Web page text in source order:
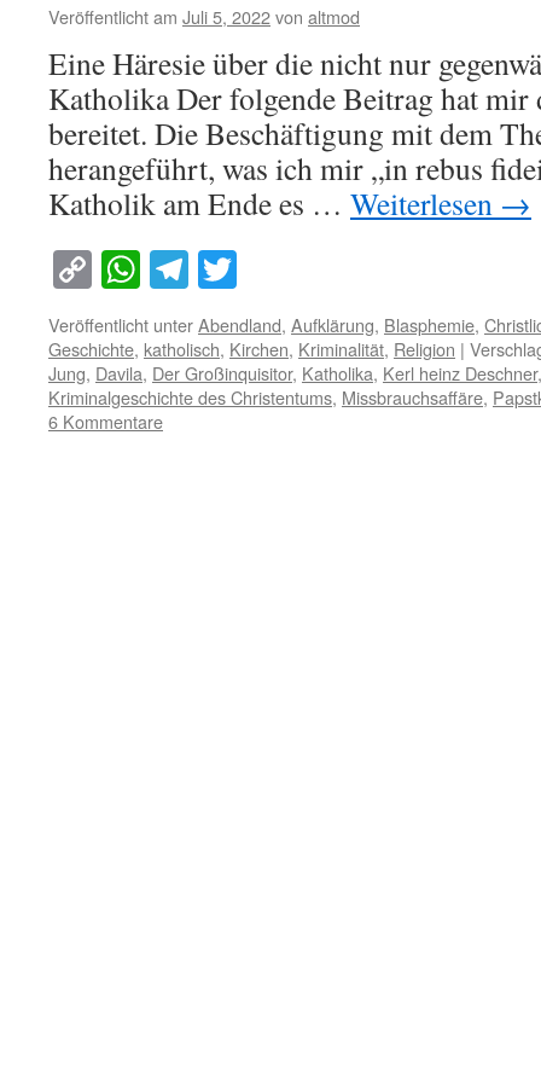
Veröffentlicht am Juli 5, 2022von altmod
Eine Häresie über die nicht nur
Katholika Der folgende Beitrag hat mir
bereitet. Die Beschäftigung mit dem
herangeführt, was ich mir „in rebus
Katholik am Ende es … Weiterlesen →
Copy
Link
WhatsApp
Telegram
Veröffentlicht unterAbendland, Aufklärung, Blasphemie,
Geschichte, katholisch, Kirchen, Kriminalität, Religion |
Jung, Davila, Der Großinquisitor, Katholika, Kerl heinz Deschner
Kriminalgeschichte des Christentums, Missbrauchsaffäre,
6 Kommentare